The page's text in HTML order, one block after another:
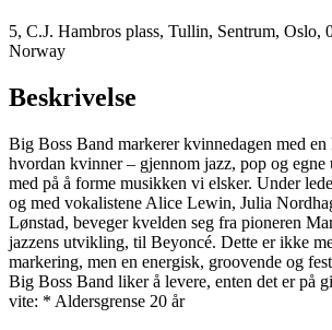
5, C.J. Hambros plass, Tullin, Sentrum, Oslo,
Norway
Beskrivelse
Big Boss Band markerer kvinnedagen med en
hvordan kvinner – gjennom jazz, pop og
med på å forme musikken vi elsker. Under
og med vokalistene Alice Lewin, Julia
Lønstad, beveger kvelden seg fra pioneren
jazzens utvikling, til Beyoncé. Dette er ikke
markering, men en energisk, groovende og
Big Boss Band liker å levere, enten det er på
vite: * Aldersgrense 20 år